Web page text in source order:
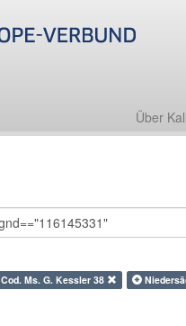
Über
Cod. Ms. G. Kessler 38